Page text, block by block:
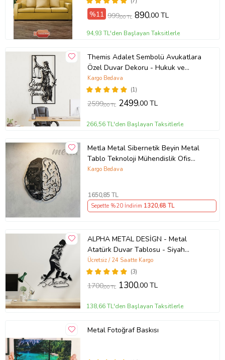
%11 999,00 TL 890,00 TL
94,93 TL'den Başlayan Taksitlerle
Themis Adalet Sembolü Avukatlara
Özel Duvar Dekoru - Hukuk ve
Avukat Ofisleri için Metal Duvar
Dekoru - Kişiye Özel Tablo
(1)
Kargo Bedava
2599,00 TL 2499,00 TL
266,56 TL'den Başlayan Taksitlerle
Metla Metal Sibernetik Beyin Metal
Tablo Teknoloji Mühendislik Ofis
Duvar Tablosu Yazılımcı Doktor İş
Kargo Bedava
1650,85 TL
Sepette %20 İndirim 1320,68 TL
ALPHA METAL DESİGN - Metal
Atatürk Duvar Tablosu - Siyah
Atatürk Portresi - Atatürk Kocatepe
İmza - Ev Ofis Aksesuar AMD4000
(3)
Ücretsiz / 24 Saatte Kargo
1700,00 TL 1300,00 TL
138,66 TL'den Başlayan Taksitlerle
Metal Fotoğraf Baskısı